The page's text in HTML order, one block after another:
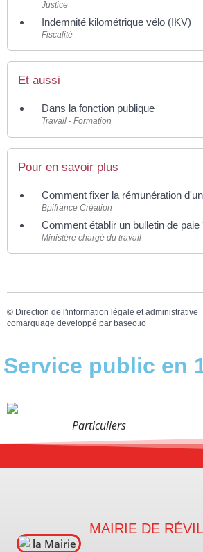
Justice
Indemnité kilométrique vélo (IKV)
Fiscalité
Et aussi
Dans la fonction publique
Travail - Formation
Pour en savoir plus
Comment fixer la rémunération
Bpifrance Création
Comment établir un bulletin de paie
Ministère chargé du travail
© Direction de l'information légale et administrative
comarquage developpé par baseo.io
Service public en
Particuliers
MAIRIE DE